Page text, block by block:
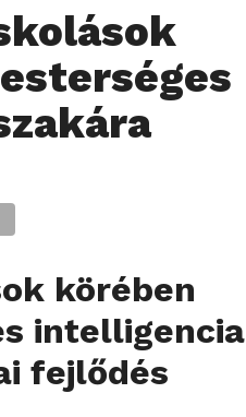
körében
intelligencia
fejlődés